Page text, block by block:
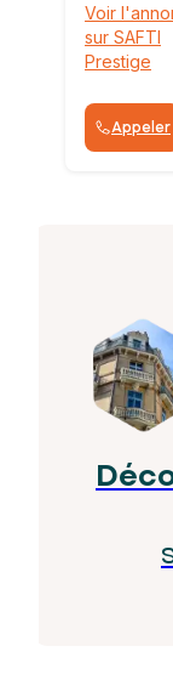
Voir
sur SAFTI
Prestige
Appeler